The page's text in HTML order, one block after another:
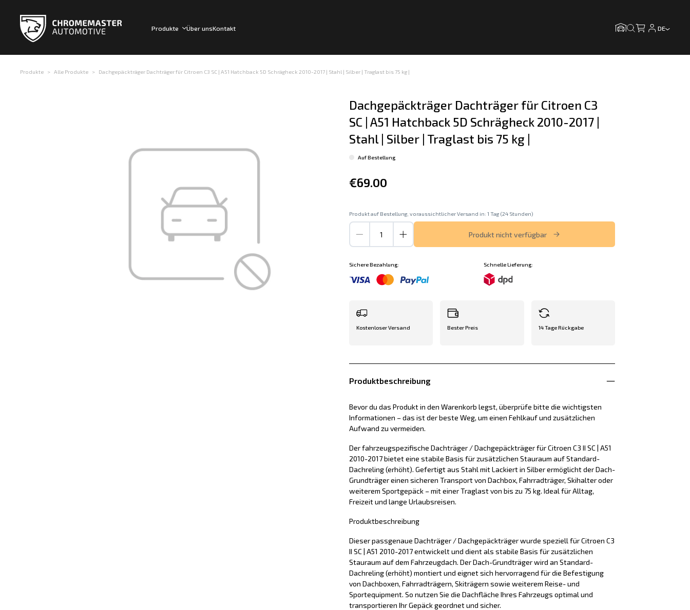
Produkte Über unsKontakt DE
Produkte Alle Produkte Dachgepäckträger Dachträger für Citroen C3 SC | A51 Hatchback 5D Schrägheck 2010-2017 | Stahl | Silber | Traglast bis 75 kg |
Dachgepäckträger Dachträger für Citroen C3
SC | A51 Hatchback 5D Schrägheck 2010-2017 |
Stahl | Silber | Traglast bis 75 kg |
Auf Bestellung
€69.00
Produkt auf Bestellung, voraussichtlicher Versand in: 1 Tag (24 Stunden)
Produkt nicht verfügbar
Sichere Bezahlung: Schnelle Lieferung:
Kostenloser Versand Bester Preis 14 Tage Rückgabe
Produktbeschreibung
Bevor du das Produkt in den Warenkorb legst, überprüfe bitte die wichtigsten
Informationen – das ist der beste Weg, um einen Fehlkauf und zusätzlichen
Aufwand zu vermeiden.
Der fahrzeugspezifische Dachträger / Dachgepäckträger für Citroen C3 II SC | A51
2010-2017 bietet eine stabile Basis für zusätzlichen Stauraum auf Standard-
Dachreling (erhöht). Gefertigt aus Stahl mit Lackiert in Silber ermöglicht der Dach-
Grundträger einen sicheren Transport von Dachbox, Fahrradträger, Skihalter oder
weiterem Sportgepäck – mit einer Traglast von bis zu 75 kg. Ideal für Alltag,
Freizeit und lange Urlaubsreisen.
Produktbeschreibung
Dieser passgenaue Dachträger / Dachgepäckträger wurde speziell für Citroen C3
II SC | A51 2010-2017 entwickelt und dient als stabile Basis für zusätzlichen
Stauraum auf dem Fahrzeugdach. Der Dach-Grundträger wird an Standard-
Dachreling (erhöht) montiert und eignet sich hervorragend für die Befestigung
von Dachboxen, Fahrradträgern, Skiträgern sowie weiterem Reise- und
Sportequipment. So nutzen Sie die Dachfläche Ihres Fahrzeugs optimal und
transportieren Ihr Gepäck geordnet und sicher.